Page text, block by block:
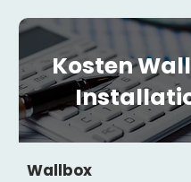
Kosten
Wallbox